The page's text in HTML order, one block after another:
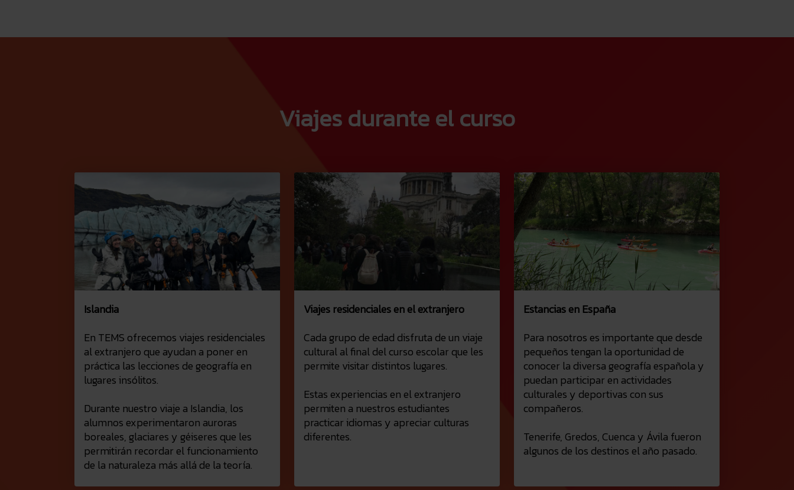
Viajes durante el curso
Islandia
En TEMS ofrecemos viajes residenciales
al extranjero que ayudan a poner en
práctica las lecciones de geografía en
lugares insólitos.
Durante nuestro viaje a Islandia, los
alumnos experimentaron auroras
boreales, glaciares y géiseres que les
permitirán recordar el funcionamiento
de la naturaleza más allá de la teoría.
Viajes residenciales en el extranjero
Cada grupo de edad disfruta de un viaje
cultural al final del curso escolar que les
permite visitar distintos lugares.
Estas experiencias en el extranjero
permiten a nuestros estudiantes
practicar idiomas y apreciar culturas
diferentes.
Estancias en España
Para nosotros es importante que desde
pequeños tengan la oportunidad de
conocer la diversa geografía española y
puedan participar en actividades
culturales y deportivas con sus
compañeros.
Tenerife, Gredos, Cuenca y Ávila fueron
algunos de los destinos el año pasado.